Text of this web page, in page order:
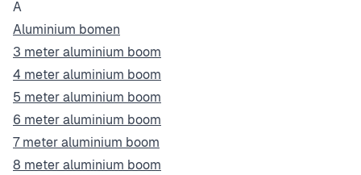
A
Aluminium bomen
3 meter aluminium boom
4 meter aluminium boom
5 meter aluminium boom
6 meter aluminium boom
7 meter aluminium boom
8 meter aluminium boom